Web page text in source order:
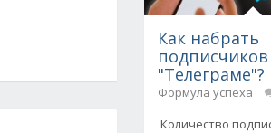
Как набрать
"Телеграме"?
Формула успеха
Количество